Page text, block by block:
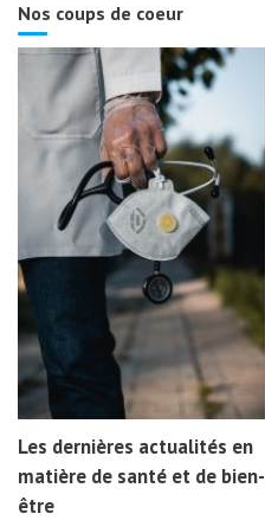
Nos coups de coeur
Les dernières actualités en
matière de santé et de bien-
être